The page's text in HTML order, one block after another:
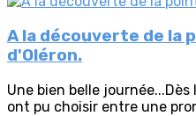
A la découverte de la
d'Oléron.
Une bien belle
ont pu choisir entre une